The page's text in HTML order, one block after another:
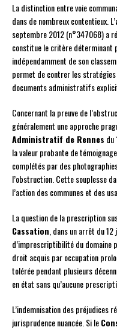
La distinction entre voie
dans de nombreux contentieux. L’
septembre 2012 (n°347068) a
constitue le critère déterminant
indépendamment de son
permet de contrer les stratégies
documents administratifs
Concernant la preuve de
généralement une approche
Administratif de Rennes du
la valeur probante de
complétés par des
l’obstruction. Cette souplesse
l’action des communes et des
La question de la prescription
Cassation , dans un arrêt du
d’imprescriptibilité du domaine
droit acquis par occupation
tolérée pendant plusieurs
en état sans qu’aucune
L’indemnisation des préjudices
jurisprudence nuancée. Si le